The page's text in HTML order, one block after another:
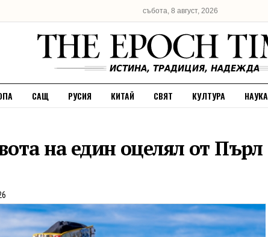
събота, 8 август, 2026
САЩ РУСИЯ КИТАЙ СВЯТ КУЛТУРА НАУКА
на един оцелял от Пърл